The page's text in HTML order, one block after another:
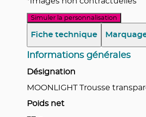
Simuler la personnalisation
Fiche technique
Informations générales
Désignation
MOONLIGHT Trousse
Poids net